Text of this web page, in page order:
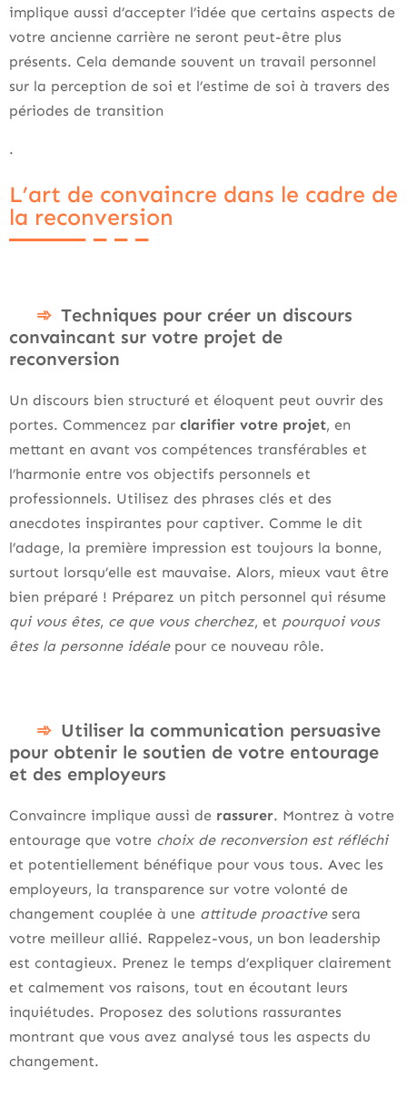
implique aussi d’accepter l’idée que certains aspects de
votre ancienne carrière ne seront peut-être plus
présents. Cela demande souvent un travail personnel
sur la perception de soi et l’estime de soi à travers des
périodes de transition
.
L’art de convaincre dans le cadre de
la reconversion
Techniques pour créer un discours
convaincant sur votre projet de
reconversion
Un discours bien structuré et éloquent peut ouvrir des
portes. Commencez par clarifier votre projet, en
mettant en avant vos compétences transférables et
l’harmonie entre vos objectifs personnels et
professionnels. Utilisez des phrases clés et des
anecdotes inspirantes pour captiver. Comme le dit
l’adage, la première impression est toujours la bonne,
surtout lorsqu’elle est mauvaise. Alors, mieux vaut être
bien préparé ! Préparez un pitch personnel qui résume
qui vous êtes, ce que vous cherchez, et pourquoi vous
êtes la personne idéalepour ce nouveau rôle.
Utiliser la communication persuasive
pour obtenir le soutien de votre entourage
et des employeurs
Convaincre implique aussi de rassurer. Montrez à votre
entourage que votre choix de reconversion est réfléchi
et potentiellement bénéfique pour vous tous. Avec les
employeurs, la transparence sur votre volonté de
changement couplée à une attitude proactivesera
votre meilleur allié. Rappelez-vous, un bon leadership
est contagieux. Prenez le temps d’expliquer clairement
et calmement vos raisons, tout en écoutant leurs
inquiétudes. Proposez des solutions rassurantes
montrant que vous avez analysé tous les aspects du
changement.